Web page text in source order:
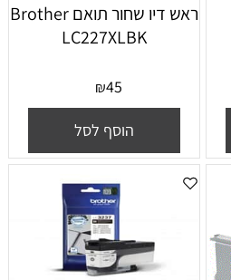
‏ראש דיו ‏שחור תואם Brother
LC227XLBK
₪45
הוסף לסל